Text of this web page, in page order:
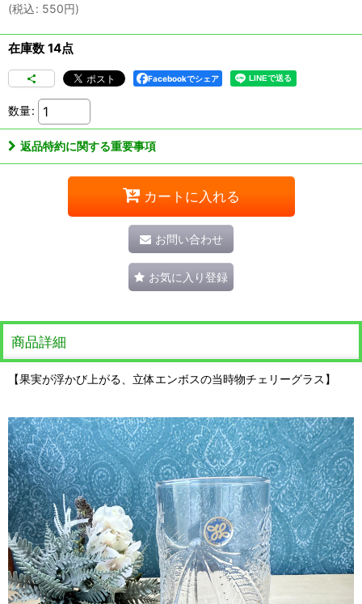
(税込: 550円)
在庫数 14点
Facebookでシェア
数量:
返品特約に関する重要事項
カートに入れる
お問い合わせ
お気に入り登録
商品詳細
【果実が浮かび上がる、立体エンボスの当時物チェリーグラス】